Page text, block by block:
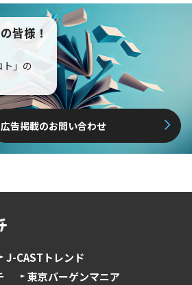
皆様！
ト」の
広告掲載のお問い合わせ
J-CASTトレンド
東京バーゲンマニア